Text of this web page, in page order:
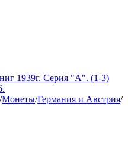
1939г. Серия "A". (1-3)
/Монеты/Германия и Австрия/